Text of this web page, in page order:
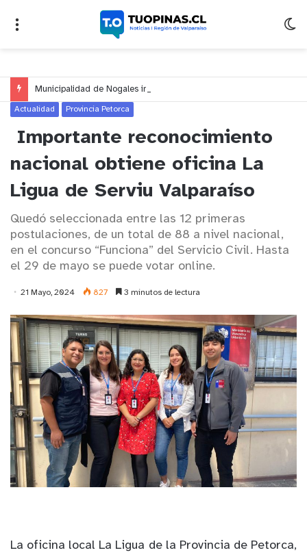
Actualidad Provincia Petorca
Importante reconocimiento
nacional obtiene oficina La
Ligua de Serviu Valparaíso
Quedó seleccionada entre las 12 primeras
postulaciones, de un total de 88 a nivel nacional,
en el concurso “Funciona” del Servicio Civil. Hasta
el 29 de mayo se puede votar online.
21 Mayo, 2024 827 3 minutos de lectura
La oficina local La Ligua de la Provincia de Petorca,